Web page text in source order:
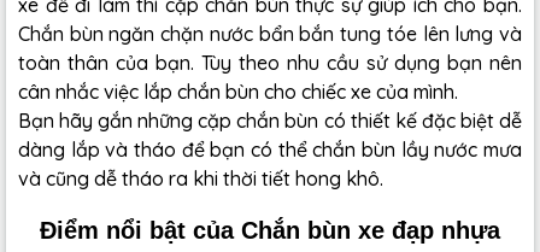
xe để đi làm thì cặp chắn bùn thực sự giúp ích cho bạn.
Chắn bùn ngăn chặn nước bẩn bắn tung tóe lên lưng và
toàn thân của bạn. Tùy theo nhu cầu sử dụng bạn nên
cân nhắc việc lắp chắn bùn cho chiếc xe của mình.
Bạn hãy gắn những cặp chắn bùn có thiết kế đặc biệt dễ
dàng lắp và tháo để bạn có thể chắn bùn lầy nước mưa
và cũng dễ tháo ra khi thời tiết hong khô.
Điểm nổi bật của Chắn bùn xe đạp nhựa